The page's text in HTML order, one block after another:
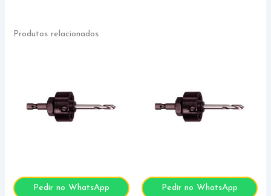
Produtos relacionados
Pedir no WhatsApp Pedir no WhatsApp